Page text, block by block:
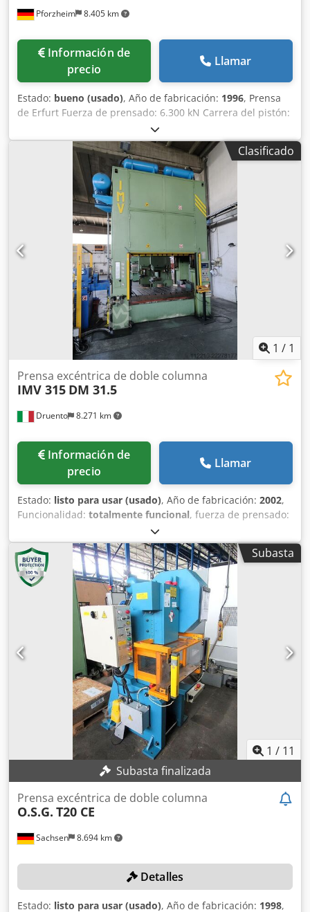
Pforzheim 8.405 km
Información de
precio
Llamar
Estado: bueno (usado), Año de fabricación: 1996, Prensa
de Erfurt Fuerza de prensado: 6.300 kN Carrera del pistón:
80-350 mm Ajuste del pistón: 150 mm Dksdezlyrhopfx
Albsr Altura de instalación: 800 mm Superficie de la mesa:
2.800 x 1.400 mm Número de carreras: 20-80 1/min
Sistema de control: Siemens S5
Clasificado
1 / 1
Druento 8.271 km
Prensa excéntrica de doble columna
IMV 315 DM 31.5
Información de
precio
Llamar
Estado: listo para usar (usado), Año de fabricación: 2002,
Funcionalidad: totalmente funcional, fuerza de prensado:
, Equipamiento:
Dimensión del plano (x-y/mm) 2150 x 1200 Dimensiones
del carro X-Y (mm) 2000 x 1200 Carrera (mm) 300 Ajuste del
carro (mm) 200 Golpes por minuto 5 - 50 Dimensiones de
la ventana lateral (x-y/mm) 800 Djdpfxezi Rbbo Albskr
Subasta
1 / 11
Subasta finalizada
Sachsen 8.694 km
Prensa excéntrica de doble columna
O.S.G. T20 CE
Detalles
Estado: listo para usar (usado), Año de fabricación: 1998,